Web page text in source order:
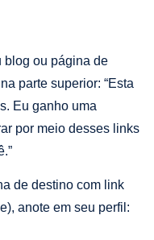
blog ou página de
parte superior: “Esta
Eu ganho uma
por meio desses links
de destino com link
anote em seu perfil: